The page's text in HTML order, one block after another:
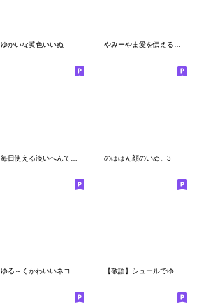
ゆかいな黄色いいぬ やみーやま愛を伝えるスタンプ
のほほん顔のいぬ。3
【敬語】シュールでゆるすぎるミニ猿。